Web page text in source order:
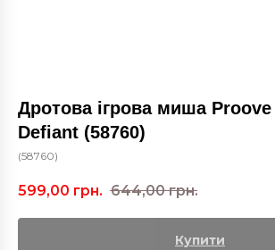
Дротова ігрова миша
Defiant (58760)
(58760)
599,00 грн. 644,00 грн.
Купити